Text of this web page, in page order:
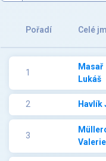
Pořadí Celé
1
Masař
Lukáš
2 Havlík
3
Valerie